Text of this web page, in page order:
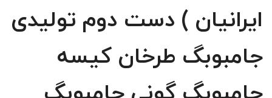
ایرانیان ) دست دوم تولیدی
جامبوبگ طرخان کیسه